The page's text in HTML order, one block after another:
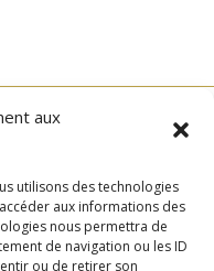
aux
utilisons des technologies
aux informations des
nous permettra de
de navigation ou les ID
ou de retirer son